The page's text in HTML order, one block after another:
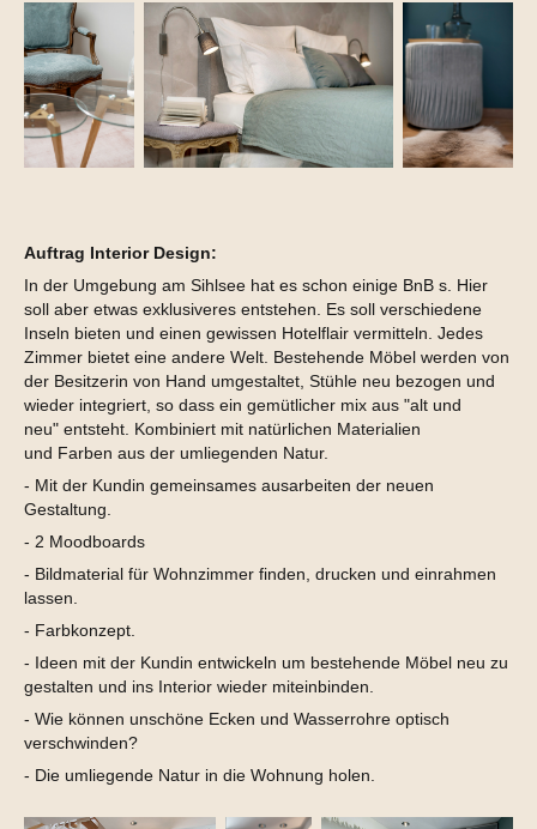
Auftrag Interior Design:
In der Umgebung am Sihlsee hat es schon einige BnB s. Hier
soll aber etwas exklusiveres entstehen. Es soll verschiedene
Inseln bieten und einen gewissen Hotelflair vermitteln. Jedes
Zimmer bietet eine andere Welt. Bestehende Möbel werden von
der Besitzerin von Hand umgestaltet, Stühle neu bezogen und
wieder integriert, so dass ein gemütlicher mix aus "alt und
neu" entsteht. Kombiniert mit natürlichen Materialien
und Farben aus der umliegenden Natur.
- Mit der Kundin gemeinsames ausarbeiten der neuen
Gestaltung.
- 2 Moodboards
- Bildmaterial für Wohnzimmer finden, drucken und einrahmen
lassen.
- Farbkonzept.
- Ideen mit der Kundin entwickeln um bestehende Möbel neu zu
gestalten und ins Interior wieder miteinbinden.
- Wie können unschöne Ecken und Wasserrohre optisch
verschwinden?
- Die umliegende Natur in die Wohnung holen.